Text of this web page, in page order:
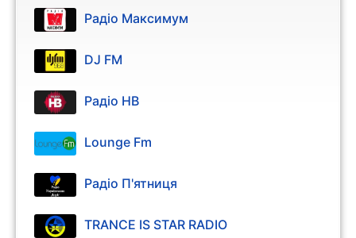
Радіо Максимум
DJ FM
Радіо НВ
Lounge Fm
Радіо П'ятниця
TRANCE IS STAR RADIO